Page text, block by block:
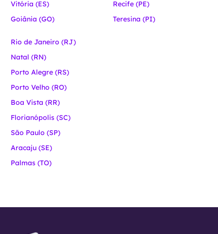
Vitória (ES)
Goiânia (GO)
Recife (PE)
Teresina (PI)
Rio de Janeiro (RJ)
Natal (RN)
Porto Alegre (RS)
Porto Velho (RO)
Boa Vista (RR)
Florianópolis (SC)
São Paulo (SP)
Aracaju (SE)
Palmas (TO)